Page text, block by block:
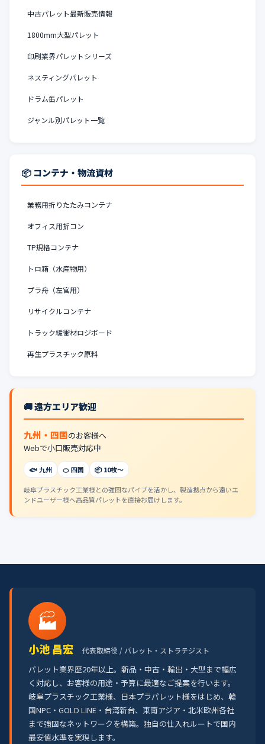
中古パレット最新販売情報
1800mm大型パレット
印刷業界パレットシリーズ
ネスティングパレット
ドラム缶パレット
ジャンル別パレット一覧
📦 コンテナ・物流資材
業務用折りたたみコンテナ
オフィス用折コン
TP規格コンテナ
トロ箱（水産物用）
プラ舟（左官用）
リサイクルコンテナ
トラック緩衝材ロジボード
再生プラスチック原料
🚚 遠方エリア歓迎
九州・四国のお客様へ
Webで小口販売対応中
🐟 九州 🍊 四国 📦 10枚〜
岐阜プラスチック工業様との強固なパイプを活かし、製造拠点から遠いエ
ンドユーザー様へ高品質パレットを直接お届けします。
🏭
小池 昌宏 代表取締役 / パレット・ストラテジスト
パレット業界歴20年以上。新品・中古・輸出・大型まで幅広
く対応し、お客様の用途・予算に最適なご提案を行います。
岐阜プラスチック工業様、日本プラパレット様をはじめ、韓
国NPC・GOLD LINE・台湾新台、東南アジア・北米欧州各社
まで強固なネットワークを構築。独自の仕入れルートで国内
最安値水準を実現します。